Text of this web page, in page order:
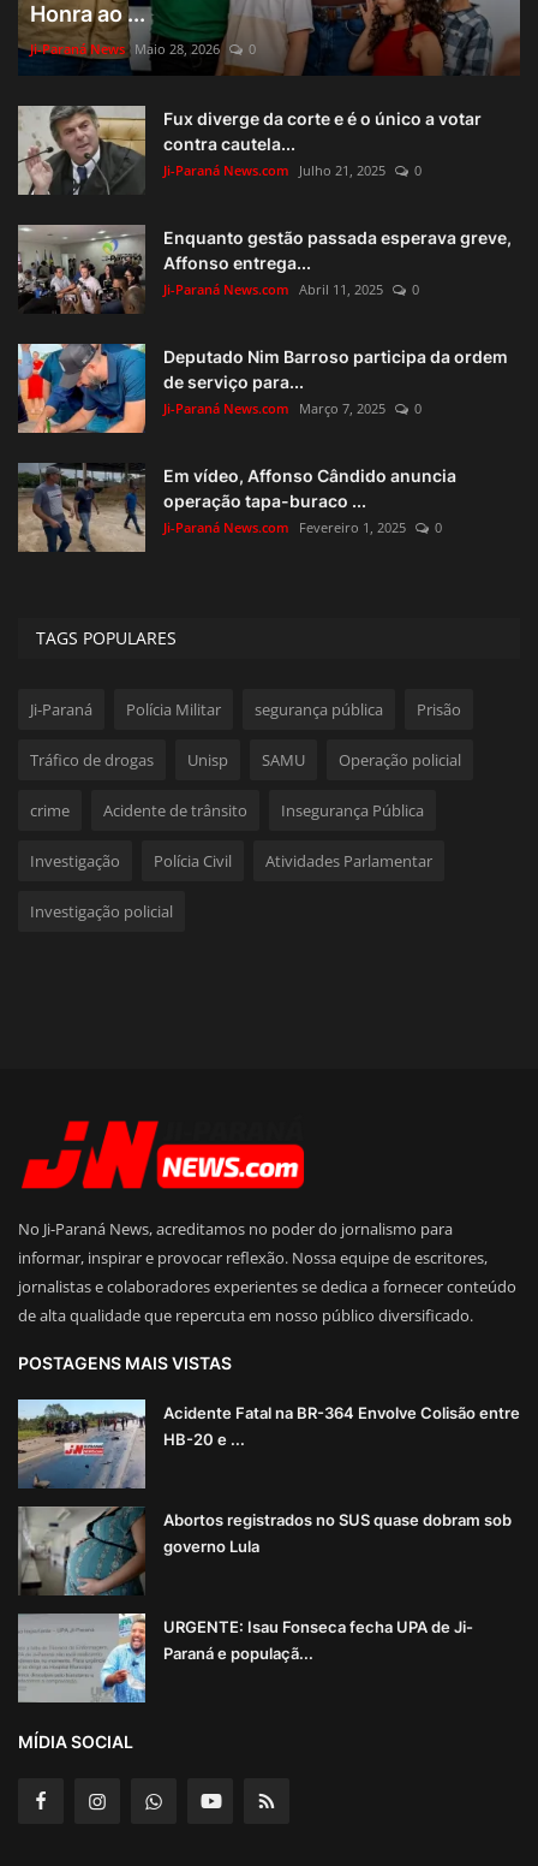
Honra ao ...
Ji-Paraná News Maio 28, 2026 0
Fux diverge da corte e é o único a votar
contra cautela...
Ji-Paraná News.com Julho 21, 2025 0
Enquanto gestão passada esperava greve,
Affonso entrega...
Ji-Paraná News.com Abril 11, 2025 0
Deputado Nim Barroso participa da ordem
de serviço para...
Ji-Paraná News.com Março 7, 2025 0
Em vídeo, Affonso Cândido anuncia
operação tapa-buraco ...
Ji-Paraná News.com Fevereiro 1, 2025 0
TAGS POPULARES
Ji-Paraná Polícia Militar segurança pública Prisão
Tráfico de drogas Unisp SAMU Operação policial
crime Acidente de trânsito Insegurança Pública
Investigação Polícia Civil Atividades Parlamentar
Investigação policial
No Ji-Paraná News, acreditamos no poder do jornalismo para
informar, inspirar e provocar reflexão. Nossa equipe de escritores,
jornalistas e colaboradores experientes se dedica a fornecer conteúdo
de alta qualidade que repercuta em nosso público diversificado.
POSTAGENS MAIS VISTAS
Acidente Fatal na BR-364 Envolve Colisão entre
HB-20 e ...
Abortos registrados no SUS quase dobram sob
governo Lula
URGENTE: Isau Fonseca fecha UPA de Ji-
Paraná e populaçã...
MÍDIA SOCIAL